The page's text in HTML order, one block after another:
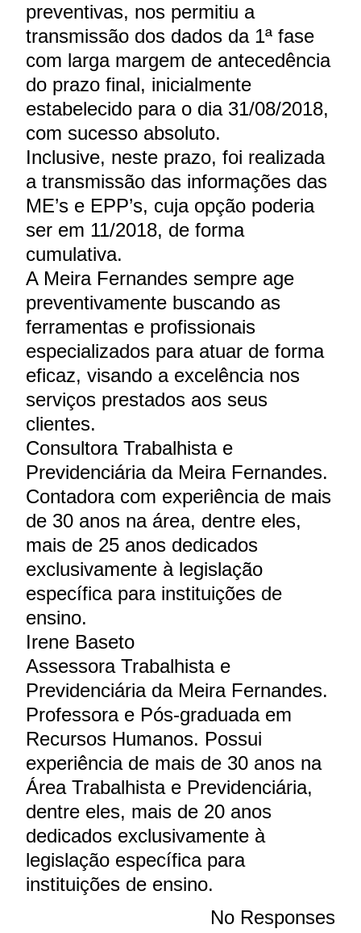
preventivas, nos permitiu a
transmissão dos dados da 1ª fase
com larga margem de antecedência
do prazo final, inicialmente
estabelecido para o dia 31/08/2018,
com sucesso absoluto.
Inclusive, neste prazo, foi realizada
a transmissão das informações das
ME’s e EPP’s, cuja opção poderia
ser em 11/2018, de forma
cumulativa.
A Meira Fernandes sempre age
preventivamente buscando as
ferramentas e profissionais
especializados para atuar de forma
eficaz, visando a excelência nos
serviços prestados aos seus
clientes.
Consultora Trabalhista e
Previdenciária da Meira Fernandes.
Contadora com experiência de mais
de 30 anos na área, dentre eles,
mais de 25 anos dedicados
exclusivamente à legislação
específica para instituições de
ensino.
Irene Baseto
Assessora Trabalhista e
Previdenciária da Meira Fernandes.
Professora e Pós-graduada em
Recursos Humanos. Possui
experiência de mais de 30 anos na
Área Trabalhista e Previdenciária,
dentre eles, mais de 20 anos
dedicados exclusivamente à
legislação específica para
instituições de ensino.
No Responses